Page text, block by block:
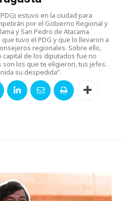
estuvo en la ciudad para
por el Gobierno Regional y
y San Pedro de Atacama.
tuvo el PDG y que lo llevaron a
regionales. Sobre ello,
capital de los diputados fue no
los que te eligieron, tus jefes.
su despedida”.